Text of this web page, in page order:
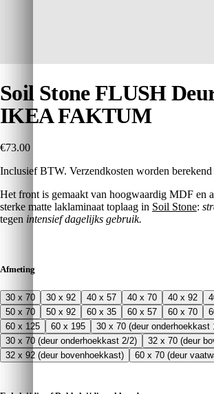
Soil Stone FLUSH
IKEA FAKTUM
€73.00
Inclusief BTW. Verzendkosten worden
Het front is gemaakt van hoogwaardig MDF en
sterke matte laklaminaat toplaag in Soil Stone:
tegen intensief dagelijks gebruik.
Afmeting
30 x 70 30 x 92 40 x 57 40 x 70 40 x 92
50 x 70
50 x 92 60 x 35 60 x 57 60 x 70
60 x 125
60 x 195
30 x 70 (deur onderhoekkast
30 x 70 (deur onderhoekkast 2/2)
32 x 70 (deur
32 x 92 (deur bovenhoekkast)
60 x 70 (deur